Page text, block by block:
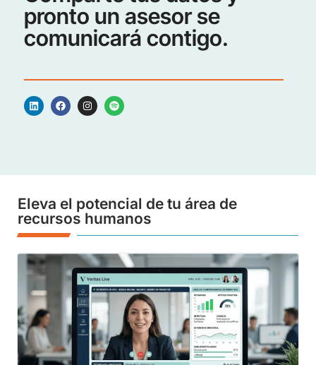
Eleva el potencial de tu área de
Evaluación del desempeño laboral:
Guía estratégica para potenciar tu